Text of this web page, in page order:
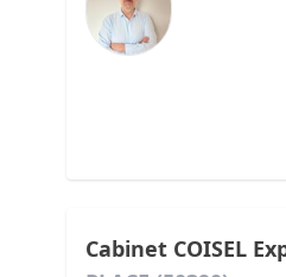
Cabinet COISEL